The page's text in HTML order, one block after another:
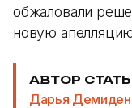
обжаловали
новую
АВТОР
Дарья